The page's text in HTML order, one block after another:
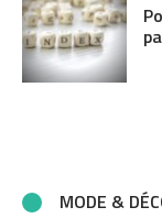
MODE &